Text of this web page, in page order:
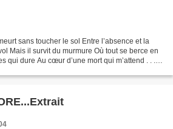
sans toucher le sol Entre l’absence et la
Mais il survit du murmure Où tout se berce en
qui dure Au cœur d’une mort qui m’attend . . .